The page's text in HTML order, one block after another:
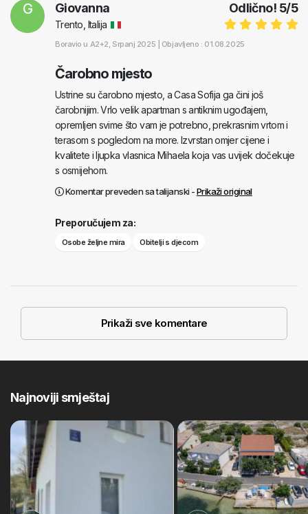
G Odlično! 5/5
Giovanna
Trento, Italija
Boravio u A2+2, Srpanj 2025 | Objavljeno : 01.08.2025
Čarobno mjesto
Ustrine su čarobno mjesto, a Casa Sofija ga čini još
čarobnijim. Vrlo velik apartman s antiknim ugođajem,
opremljen svime što vam je potrebno, prekrasnim vrtom i
terasom s pogledom na more. Izvrstan omjer cijene i
kvalitete i ljupka vlasnica Mihaela koja vas uvijek dočekuje
s osmijehom.
Komentar preveden sa talijanski -Prikaži original
Preporučujem za:
Osobe željne mira Obitelji s djecom
Prikaži sve komentare
Najnoviji smještaj